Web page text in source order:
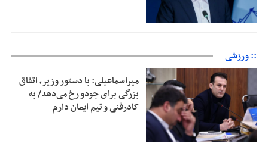
:: ورزشی
میراسماعیلی: با دستور وزیر، اتفاق
بزرگی برای جودو رخ می‌دهد/ به
کادرفنی و تیم ایمان دارم